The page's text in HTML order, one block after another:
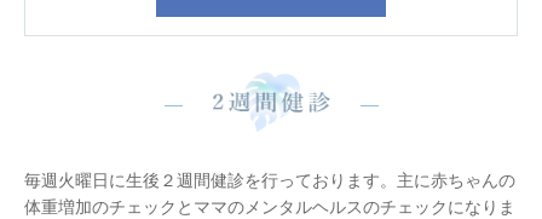
毎週火曜日に生後２週間健診を行っております。主に赤ちゃんの
体重増加のチェックとママのメンタルヘルスのチェックになりま